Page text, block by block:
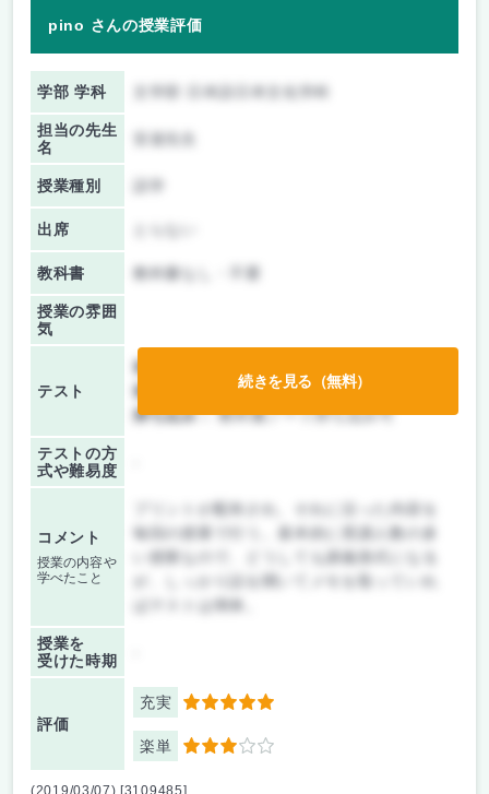
pino さんの授業評価
学部 学科
担当の先生
名
授業種別
出席
教科書 教科書なし・不要
授業の雰囲
気
テスト
前期/中間：
後期/期末：
テストのみ
持ち込み：教科書ノート持ち込み可
テストの方
式や難易度
コメント
授業の内容や
学べたこと
毎回の授業で行う。基本的に受講人数の多
い授業なので、どうしても講義形式になる
授業を
受けた時期
評価
充実 5
楽単 3
続きを見る（無料）
(2019/03/07) [3109485]